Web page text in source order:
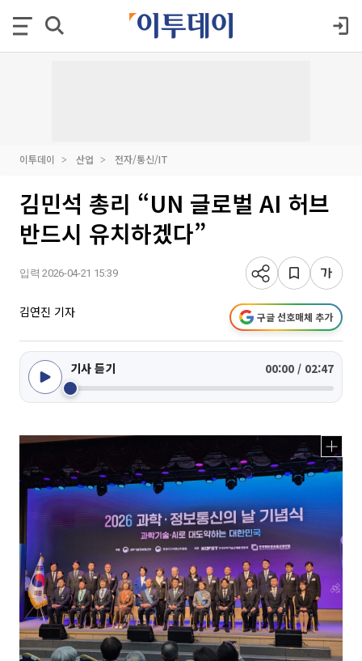
이투데이 산업 전자/통신/IT
김민석 총리 “UN 글로벌 AI 허브
반드시 유치하겠다”
입력 2026-04-21 15:39
김연진 기자 구글 선호매체 추가
기사 듣기 00:00 / 02:47